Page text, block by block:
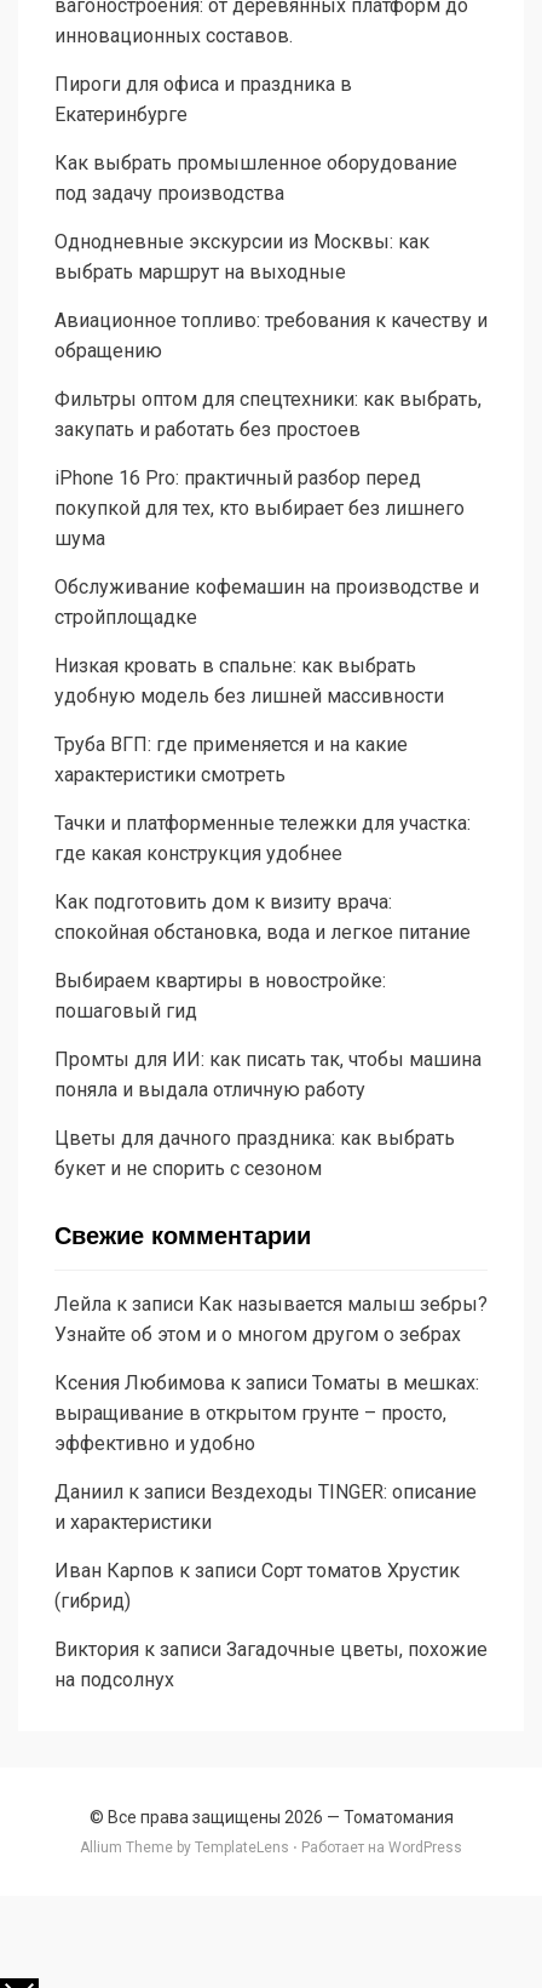
вагоностроения: от деревянных платформ до
инновационных составов.
Пироги для офиса и праздника в
Екатеринбурге
Как выбрать промышленное оборудование
под задачу производства
Однодневные экскурсии из Москвы: как
выбрать маршрут на выходные
Авиационное топливо: требования к качеству и
обращению
Фильтры оптом для спецтехники: как выбрать,
закупать и работать без простоев
iPhone 16 Pro: практичный разбор перед
покупкой для тех, кто выбирает без лишнего
шума
Обслуживание кофемашин на производстве и
стройплощадке
Низкая кровать в спальне: как выбрать
удобную модель без лишней массивности
Труба ВГП: где применяется и на какие
характеристики смотреть
Тачки и платформенные тележки для участка:
где какая конструкция удобнее
Как подготовить дом к визиту врача:
спокойная обстановка, вода и легкое питание
Выбираем квартиры в новостройке:
пошаговый гид
Промты для ИИ: как писать так, чтобы машина
поняла и выдала отличную работу
Цветы для дачного праздника: как выбрать
букет и не спорить с сезоном
Свежие комментарии
Лейла к записи Как называется малыш зебры?
Узнайте об этом и о многом другом о зебрах
Ксения Любимова к записи Томаты в мешках:
выращивание в открытом грунте – просто,
эффективно и удобно
Даниил к записи Вездеходы TINGER: описание
и характеристики
Иван Карпов к записи Сорт томатов Хрустик
(гибрид)
Виктория к записи Загадочные цветы, похожие
на подсолнух
© Все права защищены 2026 — Томатомания
Allium Theme by TemplateLens ⋅ Работает на WordPress